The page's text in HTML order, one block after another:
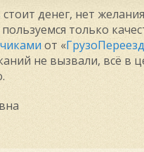
стоит денег, нет
только
от «ГрузоПереезд
не вызвали, всё в